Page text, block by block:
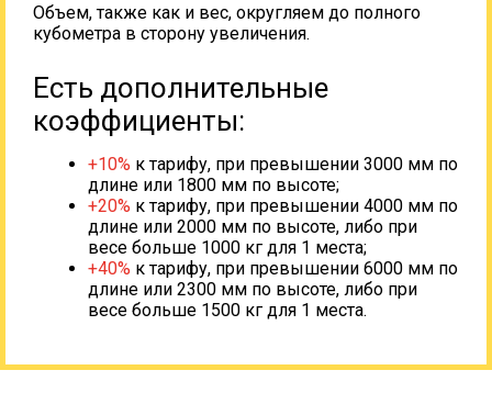
Объем, также как и вес, округляем до полного
кубометра в сторону увеличения.
Есть дополнительные
коэффициенты:
+10% к тарифу, при превышении 3000 мм по
длине или 1800 мм по высоте;
+20% к тарифу, при превышении 4000 мм по
длине или 2000 мм по высоте, либо при
весе больше 1000 кг для 1 места;
+40% к тарифу, при превышении 6000 мм по
длине или 2300 мм по высоте, либо при
весе больше 1500 кг для 1 места.